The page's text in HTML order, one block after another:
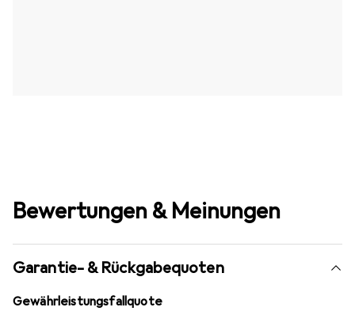
Bewertungen & Meinungen
Garantie- & Rückgabequoten
Gewährleistungsfallquote